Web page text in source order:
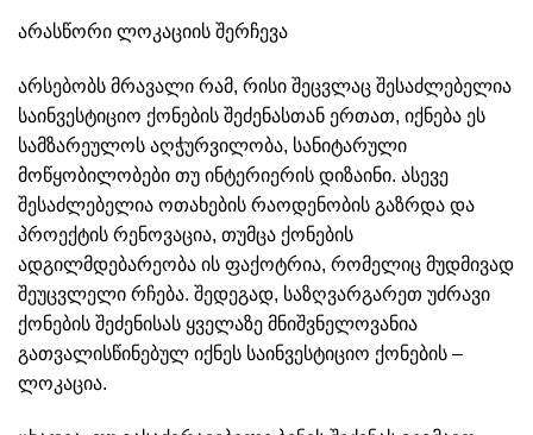
არასწორი ლოკაციის შერჩევა
არსებობს მრავალი რამ, რისი შეცვლაც შესაძლებელია
საინვესტიციო ქონების შეძენასთან ერთათ, იქნება ეს
სამზარეულოს აღჭურვილობა, სანიტარული
მოწყობილობები თუ ინტერიერის დიზაინი. ასევე
შესაძლებელია ოთახების რაოდენობის გაზრდა და
პროექტის რენოვაცია, თუმცა ქონების
ადგილმდებარეობა ის ფაქოტრია, რომელიც მუდმივად
შეუცვლელი რჩება. შედეგად, საზღვარგარეთ უძრავი
ქონების შეძენისას ყველაზე მნიშვნელოვანია
გათვალისწინებულ იქნეს საინვესტიციო ქონების –
ლოკაცია.